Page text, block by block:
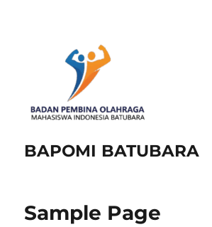
BAPOMI BATUBARA
Sample Page